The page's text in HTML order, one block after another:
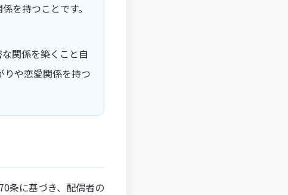
を持つことです。
関係を築くこと自
りや恋愛関係を持つ
条に基づき、配偶者の